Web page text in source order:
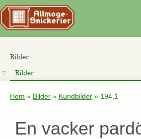
Bilder
Bilder
Hem » Bilder » Kundbilder » 194,1
En vacker